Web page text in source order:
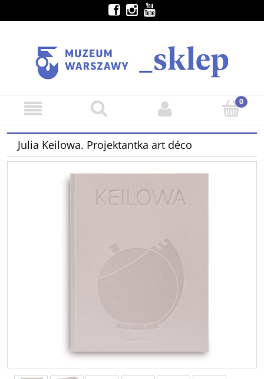
Julia Keilowa. Projektantka art déco